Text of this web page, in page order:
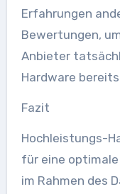
Erfahrungen
Bewertungen,
Anbieter
Hardware
Fazit
Hochleistungs-
für eine
im Rahmen des